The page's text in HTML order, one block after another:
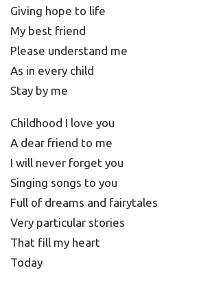
Giving hope to life
My best friend
Please understand me
As in every child
Stay by me
Childhood I love you
A dear friend to me
I will never forget you
Singing songs to you
Full of dreams and fairytales
Very particular stories
That fill my heart
Today